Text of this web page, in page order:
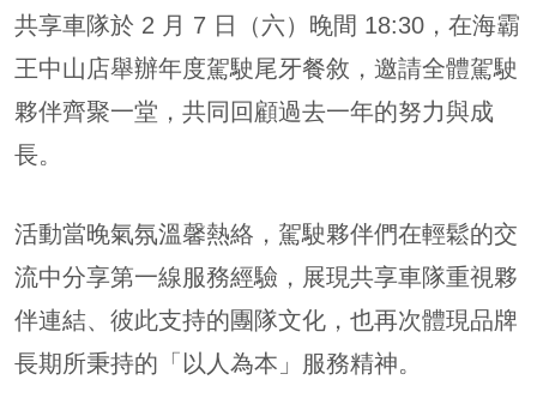
共享車隊於 2 月 7 日（六）晚間 18:30，在海霸
王中山店舉辦年度駕駛尾牙餐敘，邀請全體駕駛
夥伴齊聚一堂，共同回顧過去一年的努力與成
長。
活動當晚氣氛溫馨熱絡，駕駛夥伴們在輕鬆的交
流中分享第一線服務經驗，展現共享車隊重視夥
伴連結、彼此支持的團隊文化，也再次體現品牌
長期所秉持的「以人為本」服務精神。